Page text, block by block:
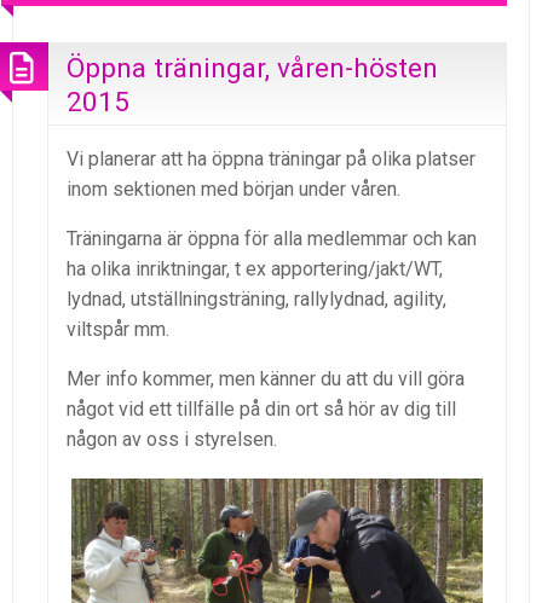
Öppna träningar, våren-hösten
2015
Vi planerar att ha öppna träningar på olika platser
inom sektionen med början under våren.
Träningarna är öppna för alla medlemmar och kan
ha olika inriktningar, t ex apportering/jakt/WT,
lydnad, utställningsträning, rallylydnad, agility,
viltspår mm.
Mer info kommer, men känner du att du vill göra
något vid ett tillfälle på din ort så hör av dig till
någon av oss i styrelsen.